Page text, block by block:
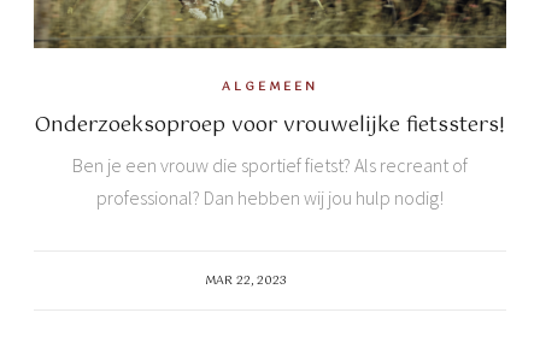
ALGEMEEN
Onderzoeksoproep voor vrouwelijke fietssters!
Ben je een vrouw die sportief fietst? Als recreant of
professional? Dan hebben wij jou hulp nodig!
MAR 22, 2023